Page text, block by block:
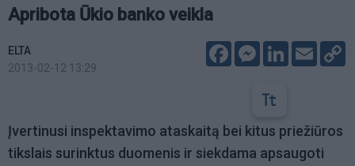
Apribota Ūkio banko veikla
ELTA
2013-02-12 13:29
FacebookMessenger
LinkedIn
Email
Įvertinusi inspektavimo ataskaitą bei kitus priežiūros
tikslais surinktus duomenis ir siekdama apsaugoti